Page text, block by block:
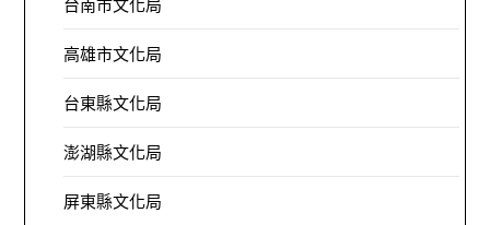
台南市文化局
高雄市文化局
台東縣文化局
澎湖縣文化局
屏東縣文化局